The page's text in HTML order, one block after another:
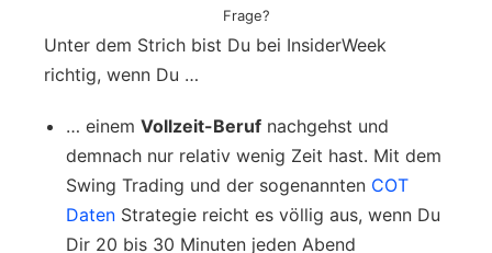
Frage?
Unter dem Strich bist Du bei InsiderWeek
richtig, wenn Du …
… einem Vollzeit-Beruf nachgehst und
demnach nur relativ wenig Zeit hast. Mit dem
Swing Trading und der sogenannten COT
Daten Strategie reicht es völlig aus, wenn Du
Dir 20 bis 30 Minuten jeden Abend